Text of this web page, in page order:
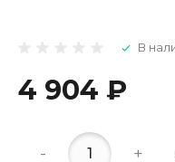
В
4 904 ₽
- +